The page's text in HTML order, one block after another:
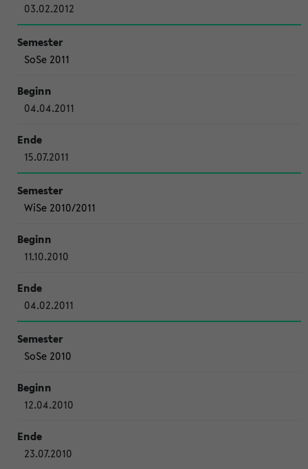
03.02.2012
SoSe 2011
04.04.2011
15.07.2011
WiSe 2010/2011
11.10.2010
04.02.2011
SoSe 2010
12.04.2010
23.07.2010